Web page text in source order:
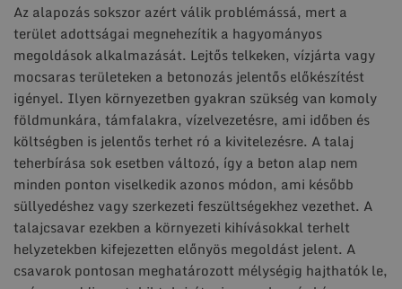
Az alapozás sokszor azért válik problémássá, mert a
terület adottságai megnehezítik a hagyományos
megoldások alkalmazását. Lejtős telkeken, vízjárta vagy
mocsaras területeken a betonozás jelentős előkészítést
igényel. Ilyen környezetben gyakran szükség van komoly
földmunkára, támfalakra, vízelvezetésre, ami időben és
költségben is jelentős terhet ró a kivitelezésre. A talaj
teherbírása sok esetben változó, így a beton alap nem
minden ponton viselkedik azonos módon, ami később
süllyedéshez vagy szerkezeti feszültségekhez vezethet. A
talajcsavar ezekben a környezeti kihívásokkal terhelt
helyzetekben kifejezetten előnyös megoldást jelent. A
csavarok pontosan meghatározott mélységig hajthatók le,